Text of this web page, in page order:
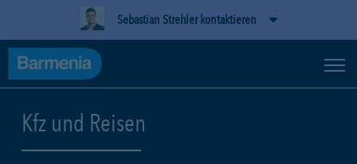
Sebastian Strehler kontaktieren
Kfz und Reisen